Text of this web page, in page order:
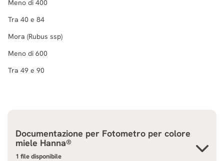
Meno di 400
Tra 40 e 84
Mora (Rubus ssp)
Meno di 600
Tra 49 e 90
Documentazione per Fotometro per colore
miele Hanna®
1 file disponibile